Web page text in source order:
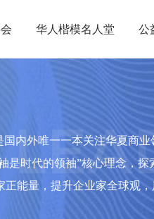
华人楷模名人堂
华人楷模名人堂
公
内外唯一一本关注华夏商业
是时代的领袖”核心理念，探
能量，提升企业家全球观，